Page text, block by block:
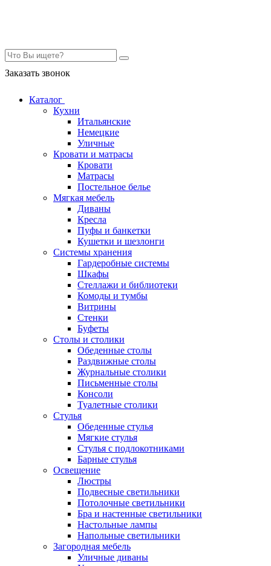
Заказать звонок
Каталог
Кухни
Итальянские
Немецкие
Уличные
Кровати и матрасы
Кровати
Матрасы
Постельное белье
Мягкая мебель
Диваны
Кресла
Пуфы и банкетки
Кушетки и шезлонги
Системы хранения
Гардеробные системы
Шкафы
Стеллажи и библиотеки
Комоды и тумбы
Витрины
Стенки
Буфеты
Столы и столики
Обеденные столы
Раздвижные столы
Журнальные столики
Письменные столы
Консоли
Туалетные столики
Стулья
Обеденные стулья
Мягкие стулья
Стулья с подлокотниками
Барные стулья
Освещение
Люстры
Подвесные светильники
Потолочные светильники
Бра и настенные светильники
Настольные лампы
Напольные светильники
Загородная мебель
Уличные диваны